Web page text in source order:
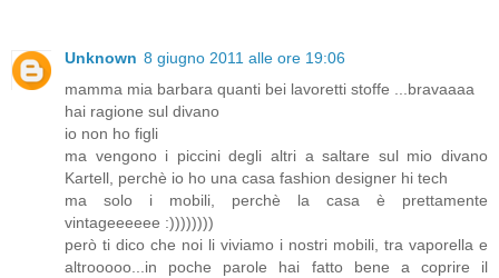
Unknown 8 giugno 2011 alle ore 19:06
mamma mia barbara quanti bei lavoretti stoffe ...bravaaaa
hai ragione sul divano
io non ho figli
ma vengono i piccini degli altri a saltare sul mio divano
Kartell, perchè io ho una casa fashion designer hi tech
ma solo i mobili, perchè la casa è prettamente
vintageeeeee :))))))))
però ti dico che noi li viviamo i nostri mobili, tra vaporella e
altrooooo...in poche parole hai fatto bene a coprire il